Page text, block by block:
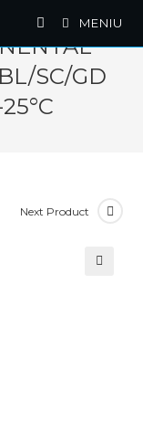
MENIU
SC/GD
Next Product